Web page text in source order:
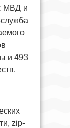
МВД и
и 493
zip-